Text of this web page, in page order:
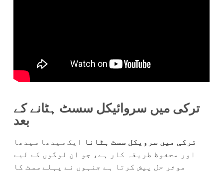
ترکی میں سروائیکل سسٹ ہٹانے کے
بعد
ترکی میں سرویکل سسٹ ہٹانا
ایک سیدھا سیدھا
اور محفوظ طریقہ کار ہے، جو ان لوگوں کے لیے
موثر حل پیش کرتا ہے جنہوں نے پہلے سسٹ کا